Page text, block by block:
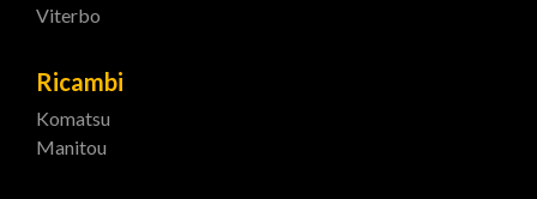
Viterbo
Ricambi
Komatsu
Manitou